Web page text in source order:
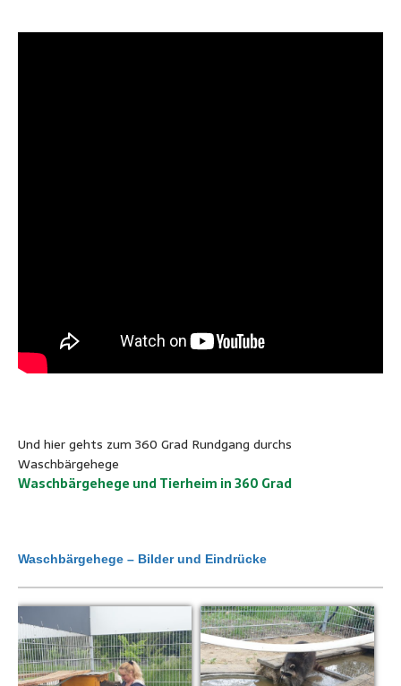
Und hier gehts zum 360 Grad Rundgang durchs
Waschbärgehege
Waschbärgehege und Tierheim in 360 Grad
Waschbärgehege – Bilder und Eindrücke